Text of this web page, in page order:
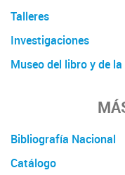
Talleres
Investigaciones
Museo del libro y de
Bibliografía Nacional
Catálogo